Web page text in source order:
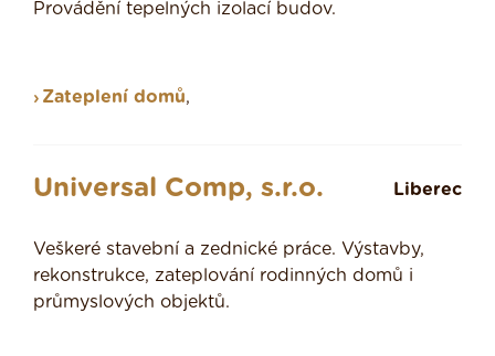
Provádění tepelných izolací budov.
Zateplení domů,
Universal Comp, s.r.o. Liberec
Veškeré stavební a zednické práce. Výstavby,
rekonstrukce, zateplování rodinných domů i
průmyslových objektů.